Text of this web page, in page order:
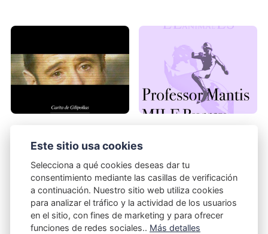
Carita de gilipollas
31/10/2025
Mantis, tarántulas y MILFs
01/06/2021
Este sitio usa cookies
Selecciona a qué cookies deseas dar tu
consentimiento mediante las casillas de verificación
a continuación. Nuestro sitio web utiliza cookies
para analizar el tráfico y la actividad de los usuarios
en el sitio, con fines de marketing y para ofrecer
funciones de redes sociales.. Más detalles